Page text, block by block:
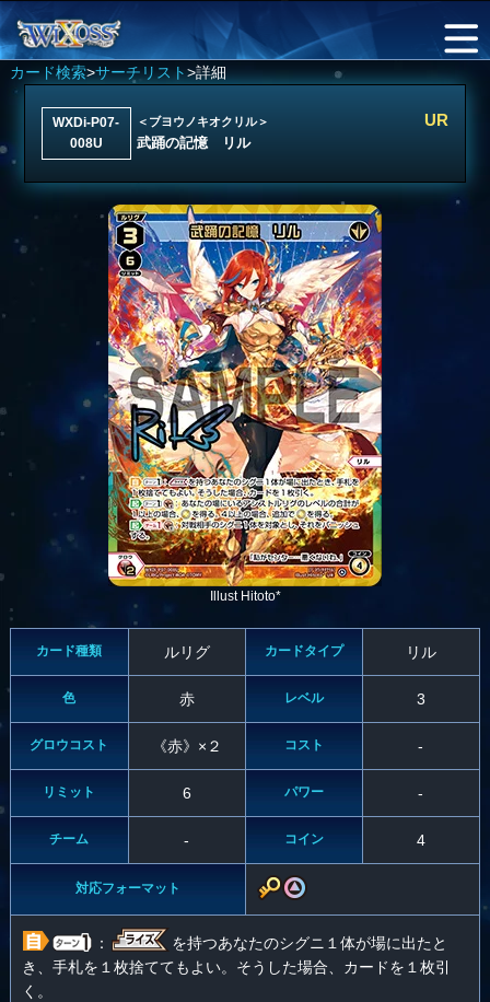
カード検索>サーチリスト>詳細
WXDi-P07-
008U
＜ブヨウノキオクリル＞
武踊の記憶 リル
UR
Illust Hitoto*
カード種類 ルリグ カードタイプ リル
色 赤 レベル 3
グロウコスト 《赤》×２ コスト -
リミット 6 パワー -
チーム - コイン 4
対応フォーマット
：
を持つあなたのシグニ１体が場に出たと
き、手札を１枚捨ててもよい。そうした場合、カードを１枚引
く。